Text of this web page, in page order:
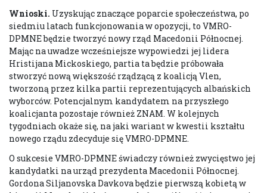
Wnioski. Uzyskując znaczące poparcie społeczeństwa, po
siedmiu latach funkcjonowania w opozycji, to VMRO-
DPMNE będzie tworzyć nowy rząd Macedonii Północnej.
Mając na uwadze wcześniejsze wypowiedzi jej lidera
Hristijana Mickoskiego, partia ta będzie próbowała
stworzyć nową większość rządzącą z koalicją Vlen,
tworzoną przez kilka partii reprezentujących albańskich
wyborców. Potencjalnym kandydatem na przyszłego
koalicjanta pozostaje również ZNAM. W kolejnych
tygodniach okaże się, na jaki wariant w kwestii kształtu
nowego rządu zdecyduje się VMRO-DPMNE.
O sukcesie VMRO-DPMNE świadczy również zwycięstwo jej
kandydatki na urząd prezydenta Macedonii Północnej.
Gordona Siljanovska Davkova będzie pierwszą kobietą w